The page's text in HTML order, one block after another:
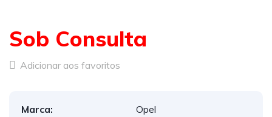
Sob Consulta
Adicionar aos favoritos
Marca:
Opel